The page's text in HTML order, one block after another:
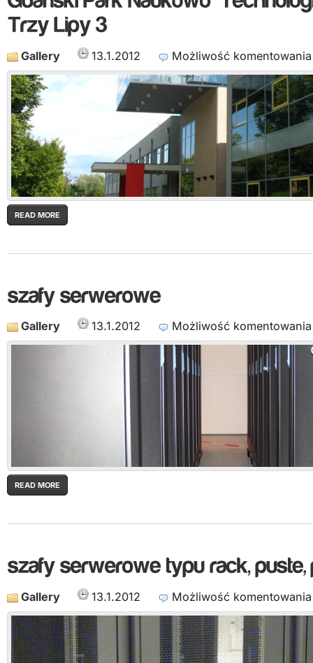
Gallery 13.1.2012 Możliwość
READ MORE
Gallery 13.1.2012 Możliwość
READ MORE
Gallery 13.1.2012 Możliwość